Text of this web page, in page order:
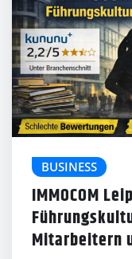
BUSINESS
IMMOCOM
Mitarbeitern